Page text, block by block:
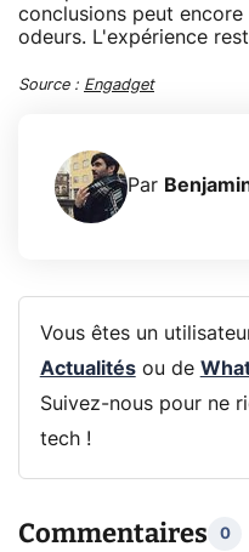
conclusions peut
odeurs. L'expérience
Source : Engadget
Par
Vous êtes un
Actualitésou de
Suivez-nous pour ne
tech !
Commentaires 0